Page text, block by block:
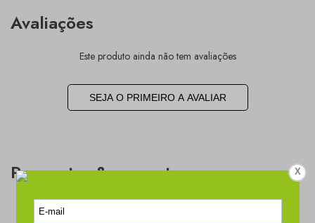
Avaliações
Este produto ainda não tem avaliações
SEJA O PRIMEIRO A AVALIAR
Perguntas & respostas X